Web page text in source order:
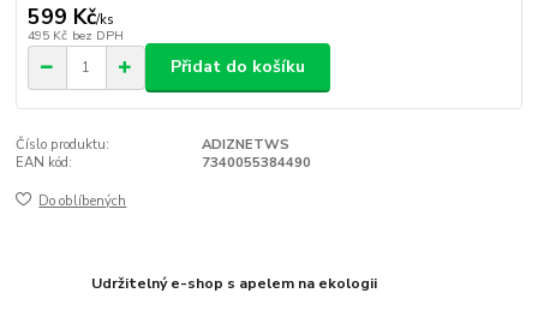
599 Kč/ks
495 Kč bez DPH
Přidat do košíku
Číslo produktu:
ADIZNETWS
EAN kód:
7340055384490
Do oblíbených
Udržitelný e-shop s apelem na ekologii